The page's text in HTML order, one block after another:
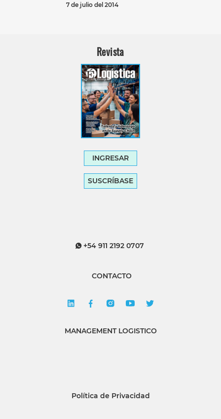
7 de julio del 2014
Revista
INGRESAR
SUSCRÍBASE
+54 911 2192 0707
CONTACTO
MANAGEMENT LOGISTICO
Política de Privacidad